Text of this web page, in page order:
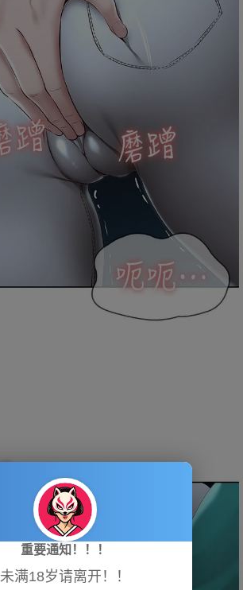
重要通知！！！
未满18岁请离开！！